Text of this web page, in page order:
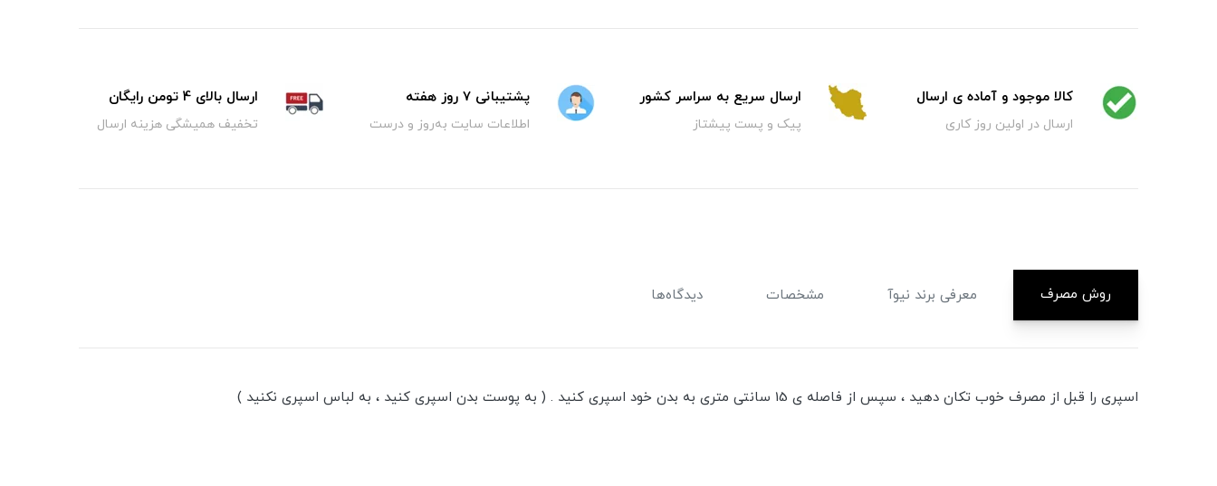
کالا موجود و آماده ی ارسال
ارسال در اولین روز کاری
ارسال سریع به سراسر کشور
پیک و پست پیشتاز
پشتیبانی 7 روز هفته
اطلاعات سایت به‌روز و درست
ارسال بالای 4 تومن رایگان
تخفیف همیشگی هزینه ارسال
روش مصرف معرفی برند نیوآ مشخصات دیدگاه‌ها
اسپری را قبل از مصرف خوب تکان دهید ، سپس از فاصله ی 15 سانتی متری به بدن خود اسپری کنید . ( به پوست بدن اسپری کنید ، به لباس اسپری نکنید )